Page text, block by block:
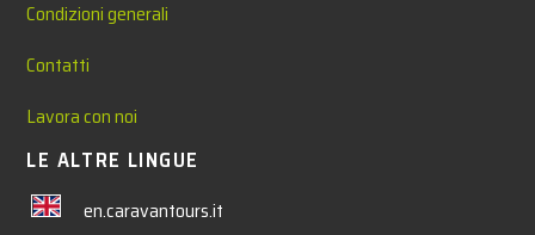
Condizioni generali
Contatti
Lavora con noi
LE ALTRE LINGUE
en.caravantours.it